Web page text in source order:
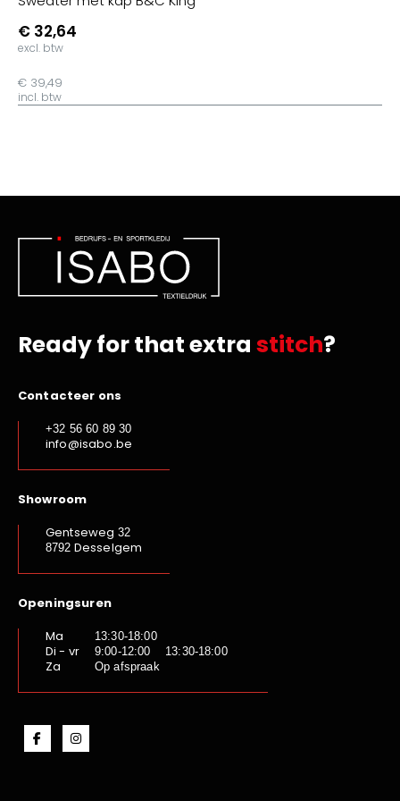
€ 32,64
excl. btw
€ 39,49
incl. btw
Ready for that extra stitch?
Contacteer ons
+32 56 60 89 30
info@isabo.be
Showroom
Gentseweg 32
8792 Desselgem
Openingsuren
Ma
13:30-18:00
Di - vr 9:00-12:00 13:30-18:00
Za Op afspraak